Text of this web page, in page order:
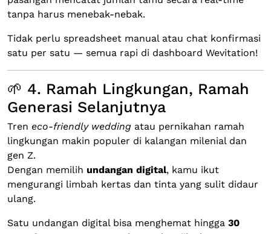
tanpa harus menebak-nebak.
Tidak perlu spreadsheet manual atau chat konfirmasi
satu per satu — semua rapi di dashboard Wevitation!
🌱 4. Ramah Lingkungan, Ramah
Generasi Selanjutnya
Tren eco-friendly wedding atau pernikahan ramah
lingkungan makin populer di kalangan milenial dan
gen Z.
Dengan memilih undangan digital, kamu ikut
mengurangi limbah kertas dan tinta yang sulit didaur
ulang.
Satu undangan digital bisa menghemat hingga 30